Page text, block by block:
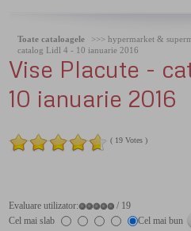
Toate cataloagele >>> hypermarket &
catalog Lidl 4 - 10 ianuarie 2016
Vise Placute -
10 ianuarie 2016
( 19 Votes )
Evaluare utilizator:
/ 19
Cel mai slab
Cel mai bun